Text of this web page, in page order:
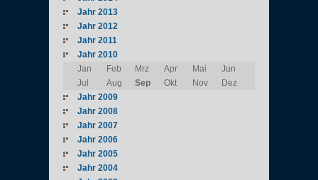
Jahr 2013
Jahr 2012
Jahr 2011
Jahr 2010
Jan
Feb Mrz Apr Mai
Jun
Jul
Aug Sep Okt Nov
Dez
Jahr 2009
Jahr 2008
Jahr 2007
Jahr 2006
Jahr 2005
Jahr 2004